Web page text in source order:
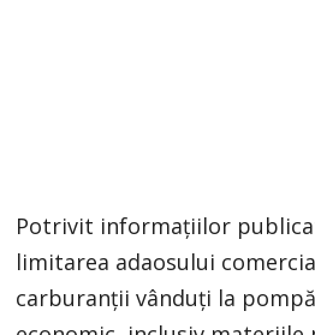
Potrivit informațiilor
limitarea adaosului
carburanții vânduți la